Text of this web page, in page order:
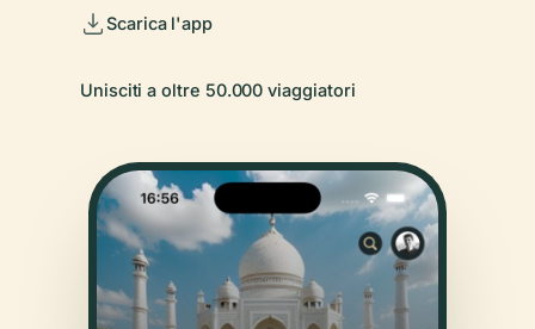
Scarica l'app
Unisciti a oltre 50.000 viaggiatori